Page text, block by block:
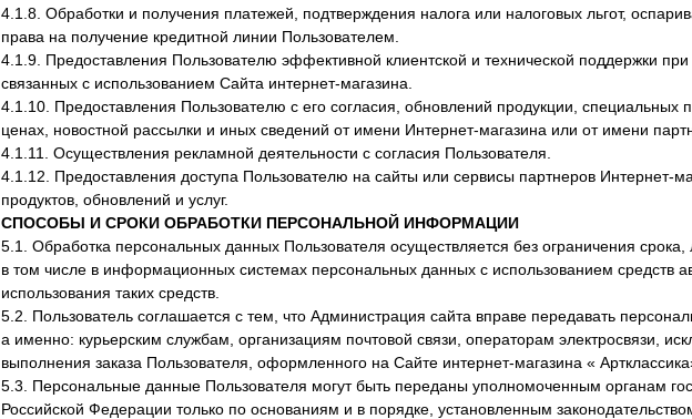
4.1.8. Обработки и получения платежей, подтверждения налога или налоговых льгот,
права на получение кредитной линии Пользователем.
4.1.9. Предоставления Пользователю эффективной клиентской и технической поддержки
связанных с использованием Сайта интернет-магазина.
4.1.10. Предоставления Пользователю с его согласия, обновлений продукции,
ценах, новостной рассылки и иных сведений от имени Интернет-магазина или от имени
4.1.11. Осуществления рекламной деятельности с согласия Пользователя.
4.1.12. Предоставления доступа Пользователю на сайты или сервисы партнеров Интернет-
продуктов, обновлений и услуг.
СПОСОБЫ И СРОКИ ОБРАБОТКИ ПЕРСОНАЛЬНОЙ ИНФОРМАЦИИ
5.1. Обработка персональных данных Пользователя осуществляется без ограничения
в том числе в информационных системах персональных данных с использованием средств
использования таких средств.
5.2. Пользователь соглашается с тем, что Администрация сайта вправе передавать
а именно: курьерским службам, организациям почтовой связи, операторам электросвязи,
выполнения заказа Пользователя, оформленного на Сайте интернет-магазина «
5.3. Персональные данные Пользователя могут быть переданы уполномоченным органам
Российской Федерации только по основаниям и в порядке, установленным